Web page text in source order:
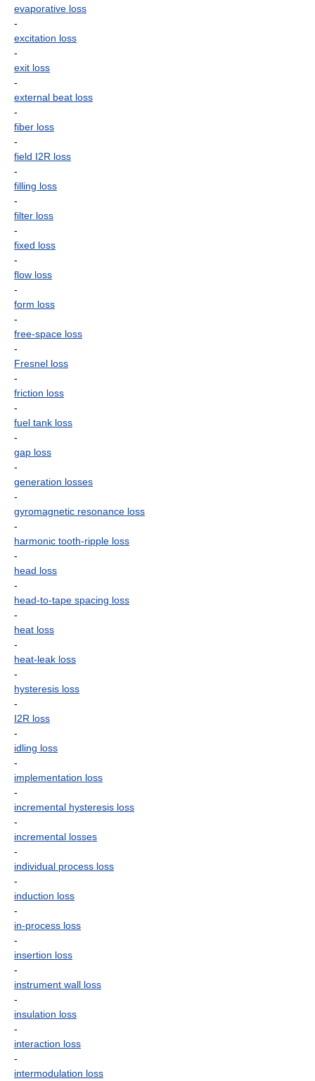
evaporative loss
-
excitation loss
-
exit loss
-
external beat loss
-
fiber loss
-
field I2R loss
-
filling loss
-
filter loss
-
fixed loss
-
flow loss
-
form loss
-
free-space loss
-
Fresnel loss
-
friction loss
-
fuel tank loss
-
gap loss
-
generation losses
-
gyromagnetic resonance loss
-
harmonic tooth-ripple loss
-
head loss
-
head-to-tape spacing loss
-
heat loss
-
heat-leak loss
-
hysteresis loss
-
I2R loss
-
idling loss
-
implementation loss
-
incremental hysteresis loss
-
incremental losses
-
individual process loss
-
induction loss
-
in-process loss
-
insertion loss
-
instrument wall loss
-
insulation loss
-
interaction loss
-
intermodulation loss